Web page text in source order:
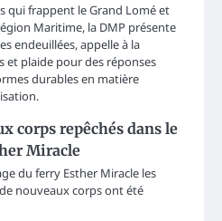
qui frappent le Grand Lomé et
Maritime, la DMP présente
endeuillées, appelle à la
et plaide pour des réponses
durables en matière
corps repêchés dans le
Miracle
du ferry Esther Miracle les
nouveaux corps ont été